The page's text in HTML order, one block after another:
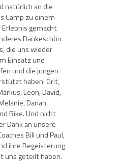
natürlich an die
Camp zu einem
gemacht
Dankeschön
die uns wieder
Einsatz und
und die jungen
haben: Grit,
Leon, David,
Darian,
Rike. Und nicht
Dank an unsere
Bill und Paul,
ihre Begeisterung
uns geteilt haben.